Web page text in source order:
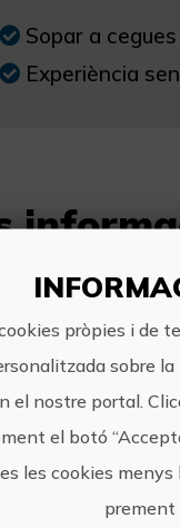
Sopar a cegues
Experiència
21h Cal
vegades al
50€
arribar:
pròpies i de
sobre la
el nostre portal.
el botó
les cookies
prement